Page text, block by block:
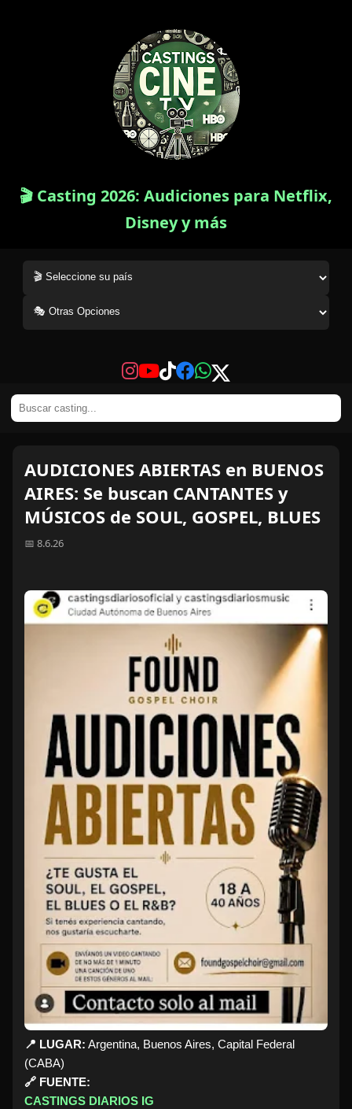
🎬 Casting 2026: Audiciones para Netflix,
Disney y más
AUDICIONES ABIERTAS en BUENOS
AIRES: Se buscan CANTANTES y
MÚSICOS de SOUL, GOSPEL, BLUES
📅 8.6.26
📍 LUGAR: Argentina, Buenos Aires, Capital Federal
(CABA)
🔗 FUENTE:
CASTINGS DIARIOS IG